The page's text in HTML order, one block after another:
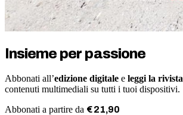
Insieme per passione
Abbonati all’edizione digitale e leggi la rivista
contenuti multimediali su tutti i tuoi dispositivi.
Abbonati a partire da €21,90